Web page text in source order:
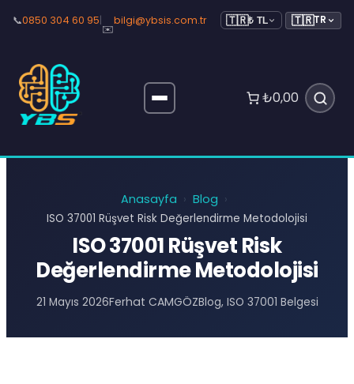
📞0850 304 60 95|
✉️
bilgi@ybsis.com.tr 🇹🇷₺ TL 🇹🇷TR
₺0,00
Anasayfa › Blog ›
ISO 37001 Rüşvet Risk Değerlendirme Metodolojisi
ISO 37001 Rüşvet Risk
Değerlendirme Metodolojisi
21 Mayıs 2026Ferhat CAMGÖZBlog, ISO 37001 Belgesi